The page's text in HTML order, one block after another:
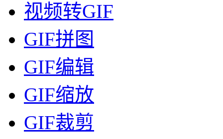
视频转GIF
GIF拼图
GIF编辑
GIF缩放
GIF裁剪